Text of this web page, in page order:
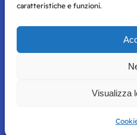
caratteristiche e funzioni.
Visualizza
Storie di Napoli è una testata
per mero scopo didattico e
perseguito secondo i termini di